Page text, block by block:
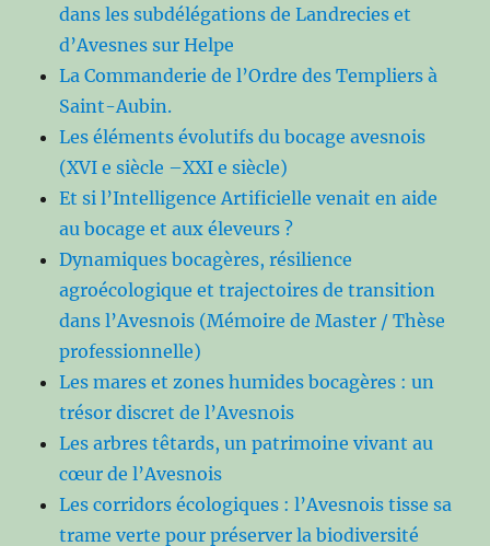
dans les subdélégations de Landrecies et
d’Avesnes sur Helpe
La Commanderie de l’Ordre des Templiers à
Saint-Aubin.
Les éléments évolutifs du bocage avesnois
(XVI e siècle –XXI e siècle)
Et si l’Intelligence Artificielle venait en aide
au bocage et aux éleveurs ?
Dynamiques bocagères, résilience
agroécologique et trajectoires de transition
dans l’Avesnois (Mémoire de Master / Thèse
professionnelle)
Les mares et zones humides bocagères : un
trésor discret de l’Avesnois
Les arbres têtards, un patrimoine vivant au
cœur de l’Avesnois
Les corridors écologiques : l’Avesnois tisse sa
trame verte pour préserver la biodiversité